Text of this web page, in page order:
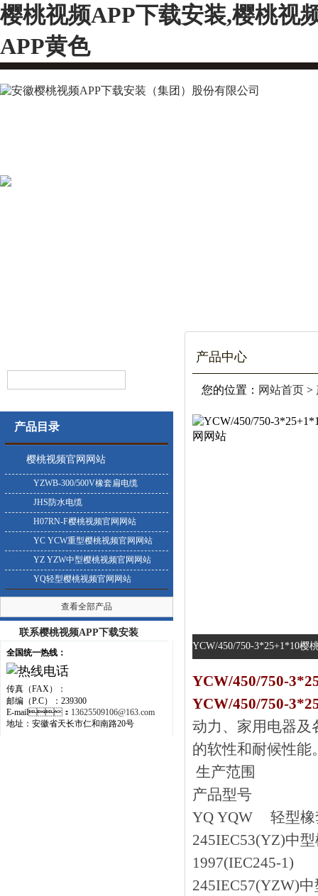
樱桃视频APP下载安装,樱桃视
APP黄色
产品目录
樱桃视频官网网站
YZWB-300/500V橡套扁电缆
JHS防水电缆
H07RN-F樱桃视频官网网站
YC YCW重型樱桃视频官网网站
YZ YZW中型樱桃视频官网网站
YQ轻型樱桃视频官网网站
查看全部产品
联系樱桃视频APP下载安装
全国统一热线：
传真（FAX）：
邮编（P.C）：239300
E-mail： 13625509106@163.com
地址：安徽省天长市仁和南路20号
产品中心
您的位置： 网站首页 >
YCW/450/750-3*25+1*10樱桃
YCW/450/750-
YCW/450/750-
动力、家用电
的软性和耐候性能
生产范围
产品型号
YQ YQW 轻型
245IEC53(YZ)
1997(IEC245-1)
245IEC57(YZW)